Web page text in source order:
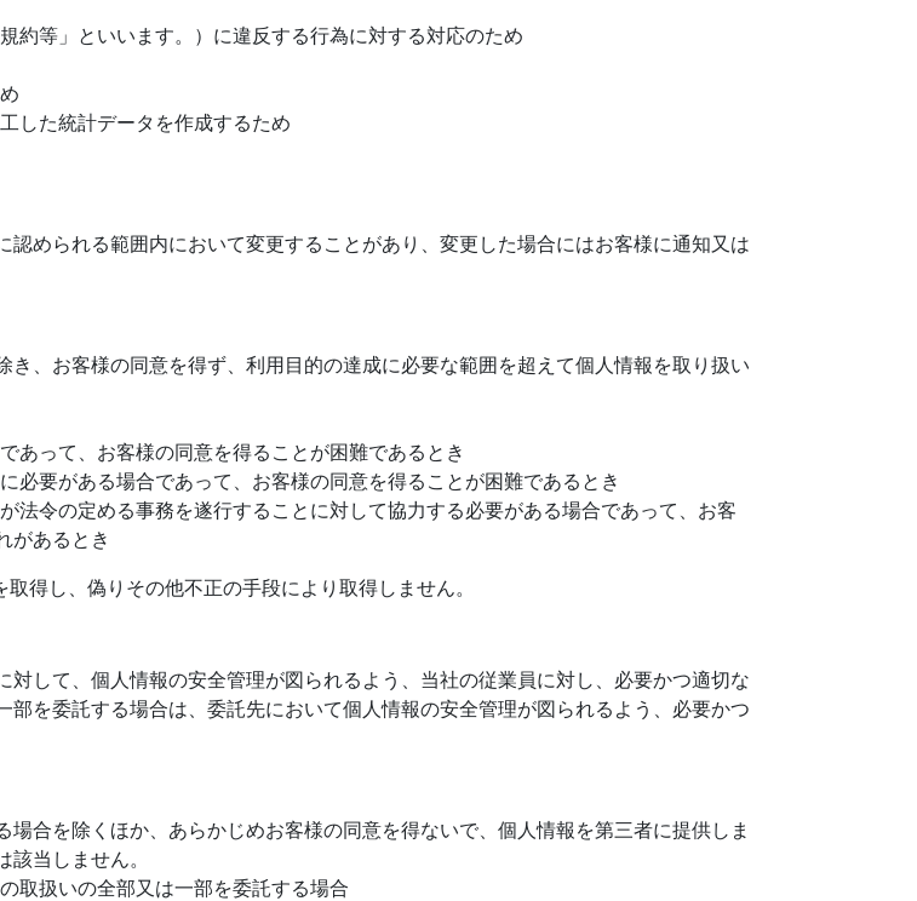
約等」といいます。）に違反する行為に対する対応のため
した統計データを作成するため
められる範囲内において変更することがあり、変更した場合にはお客様に通知又は
、お客様の同意を得ず、利用目的の達成に必要な範囲を超えて個人情報を取り扱い
あって、お客様の同意を得ることが困難であるとき
必要がある場合であって、お客様の同意を得ることが困難であるとき
法令の定める事務を遂行することに対して協力する必要がある場合であって、お客
があるとき
得し、偽りその他不正の手段により取得しません。
して、個人情報の安全管理が図られるよう、当社の従業員に対し、必要かつ適切な
を委託する場合は、委託先において個人情報の安全管理が図られるよう、必要かつ
合を除くほか、あらかじめお客様の同意を得ないで、個人情報を第三者に提供しま
当しません。
取扱いの全部又は一部を委託する場合